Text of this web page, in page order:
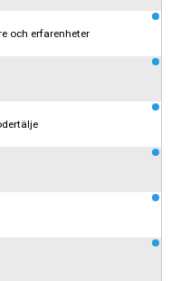
och erfarenheter